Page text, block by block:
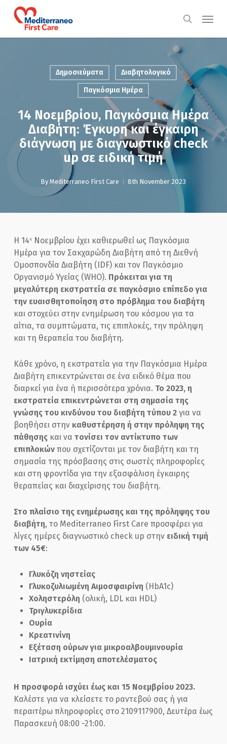
search
Menu
Δημοσιεύματα Διαβητολογικό
Παγκόσμια Ημέρα
14 Νοεμβρίου, Παγκόσμια Ημέρα
Διαβήτη: Έγκυρη και έγκαιρη
διάγνωση με διαγνωστικό check
up σε ειδική τιμή
By Mediterraneo First Care 8th November 2023
Η 14 η
Νοεμβρίου έχει καθιερωθεί ως Παγκόσμια
Ημέρα για τον Σακχαρώδη Διαβήτη από τη Διεθνή
Ομοσπονδία Διαβήτη (IDF) και τον Παγκόσμιο
Οργανισμό Υγείας (WHO). Πρόκειται για τη
μεγαλύτερη εκστρατεία σε παγκόσμιο επίπεδο για
την ευαισθητοποίηση στο πρόβλημα του διαβήτη
και στοχεύει στην ενημέρωση του κόσμου για τα
αίτια, τα συμπτώματα, τις επιπλοκές, την πρόληψη
και τη θεραπεία του διαβήτη.
Κάθε χρόνο, η εκστρατεία για την Παγκόσμια Ημέρα
Διαβήτη επικεντρώνεται σε ένα ειδικό θέμα που
διαρκεί για ένα ή περισσότερα χρόνια. Το 2023, η
εκστρατεία επικεντρώνεται στη σημασία της
γνώσης του κινδύνου του διαβήτη τύπου 2για να
βοηθήσει στην καθυστέρηση ή στην πρόληψη της
πάθησηςκαι να τονίσει τον αντίκτυπο των
επιπλοκώνπου σχετίζονται με τον διαβήτη και τη
σημασία της πρόσβασης στις σωστές πληροφορίες
και στη φροντίδα για την εξασφάλιση έγκαιρης
θεραπείας και διαχείρισης του διαβήτη.
Στο πλαίσιο της ενημέρωσης και της πρόληψης του
διαβήτη, το Mediterraneo First Care προσφέρει για
λίγες ημέρες διαγνωστικό check up στην ειδική τιμή
των 45€:
Γλυκόζη νηστείας
Γλυκοζυλιωμένη Αιμοσφαιρίνη (HbA1c)
Χοληστερόλη (ολική, LDL και HDL)
Τριγλυκερίδια
Ουρία
Κρεατινίνη
Εξέταση ούρων για μικροαλβουμινουρία
Ιατρική εκτίμηση αποτελέσματος
Η προσφορά ισχύει έως και 15 Νοεμβρίου 2023.
Καλέστε για να κλείσετε το ραντεβού σας ή για
περαιτέρω πληροφορίες στο 2109117900, Δευτέρα έως
Παρασκευή 08:00 -21:00.